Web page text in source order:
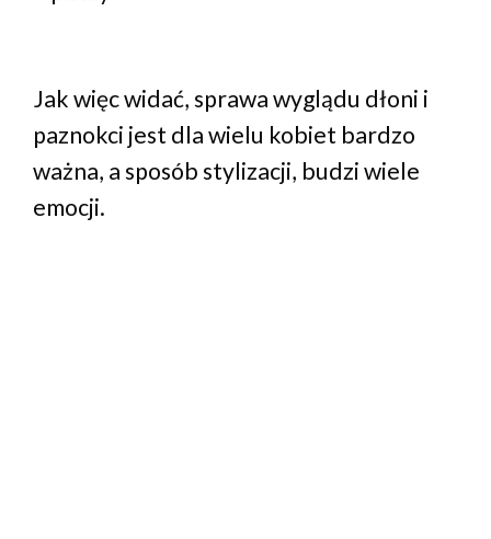
Jak więc widać, sprawa wyglądu dłoni i
paznokci jest dla wielu kobiet bardzo
ważna, a sposób stylizacji, budzi wiele
emocji.